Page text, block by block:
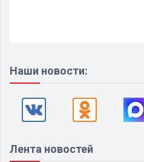
Наши новости:
Лента новостей